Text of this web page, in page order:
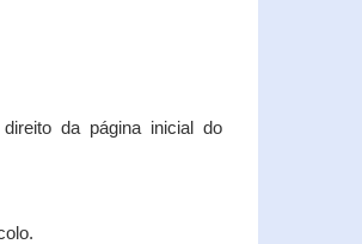
da página inicial do